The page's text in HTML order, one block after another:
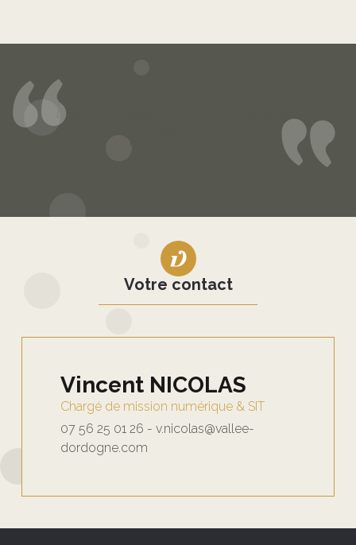
L’accompagnement est gratuit,
Votre contact
Vincent NICOLAS
Chargé de mission numérique & SIT
07 56 25 01 26 - v.nicolas@vallee-
dordogne.com